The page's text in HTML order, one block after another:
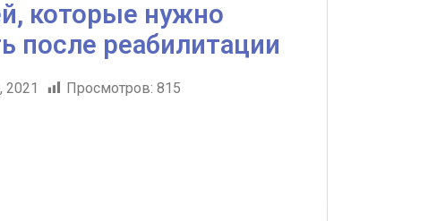
которые нужно
после реабилитации
2021 Просмотров: 815